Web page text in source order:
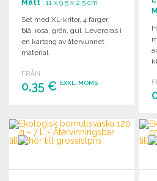
Mått : 11 x 9.5 x 2.5 cm
Set med XL-kritor, 4 färger:
blå, rosa, grön, gul. Levereras i
en kartong av återvunnet
material.
FRÅN
0,35 € EXKL. MOMS
Begär offert